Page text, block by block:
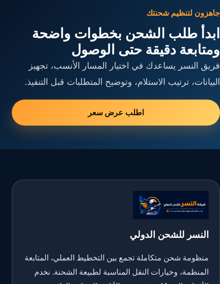
جاهزون لتنظيم شحنتك
ابدأ طلب الشحن بخطوات واضحة
ومتابعة دقيقة حتى الوصول
فريق النسر يساعدك في اختيار المسار الأنسب، تجهيز
البيانات، ترتيب الاستلام، وتوضيح المتطلبات قبل التنفيذ.
اطلب عرض سعر
النسر للشحن الدولي
منظومة شحن متكاملة تجمع بين التخطيط العملي، المتابعة
المنظمة، وخيارات النقل المناسبة لطبيعة الشحنة. نخدم